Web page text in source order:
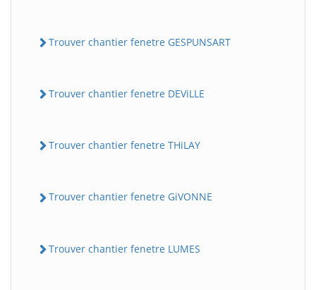
Trouver chantier fenetre GESPUNSART
Trouver chantier fenetre DEViLLE
Trouver chantier fenetre THiLAY
Trouver chantier fenetre GiVONNE
Trouver chantier fenetre LUMES